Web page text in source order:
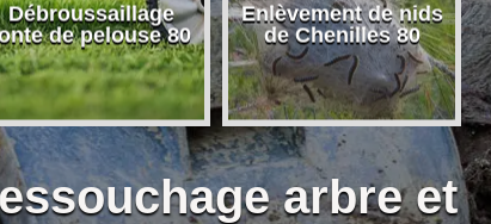
Débroussaillage
de pelouse 80
Enlèvement de nids
de Chenilles 80
arbre et